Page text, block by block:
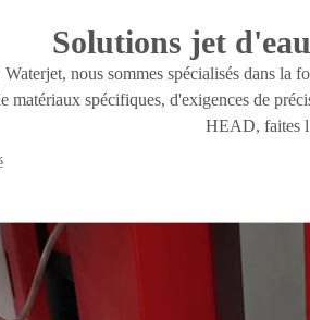
Solutions jet
nous sommes spécialisés dans la
matériaux spécifiques, d'exigences de
HEAD, faites